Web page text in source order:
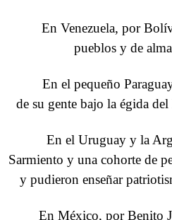
En Venezuela, por
pueblos y de
En el pequeño
de su gente bajo la égida
En el Uruguay y la
Sarmiento y una cohorte de
y pudieron enseñar
En México, por Benito